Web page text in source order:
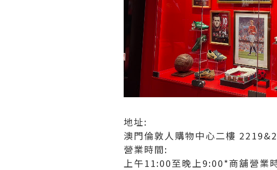
地址:
澳門倫敦人購物中心二樓
營業時間:
上午11:00至晚上9:00*商舖營業